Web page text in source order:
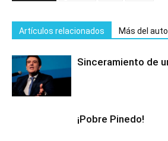
Artículos relacionados Más del
Sinceramiento de
¡Pobre Pinedo!